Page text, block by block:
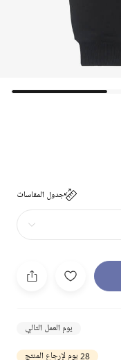
جدول المقاسات
يوم العمل التالي
28 يوم لإرجاع المنتج